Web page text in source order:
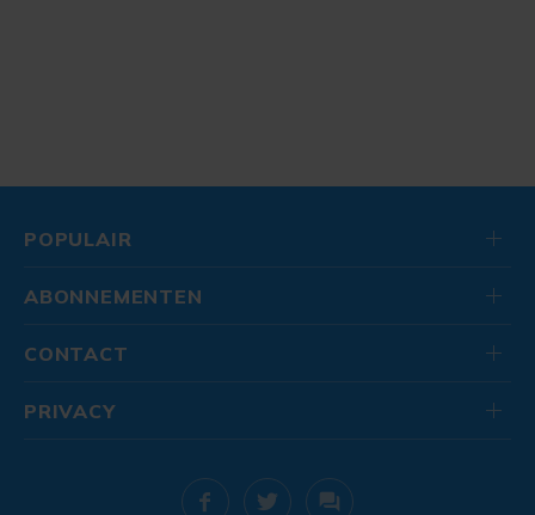
POPULAIR
ABONNEMENTEN
CONTACT
PRIVACY